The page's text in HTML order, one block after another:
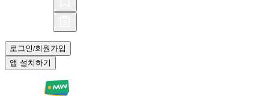
로그인/회원가입
앱 설치하기